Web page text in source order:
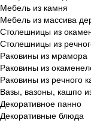
Мебель из камня
Мебель из массива
Столешницы из
Столешницы из
Раковины из мрамора
Раковины из
Раковины из речного
Вазы, вазоны, кашпо
Декоративное панно
Декоративные блюда